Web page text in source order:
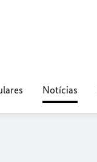
Notícias